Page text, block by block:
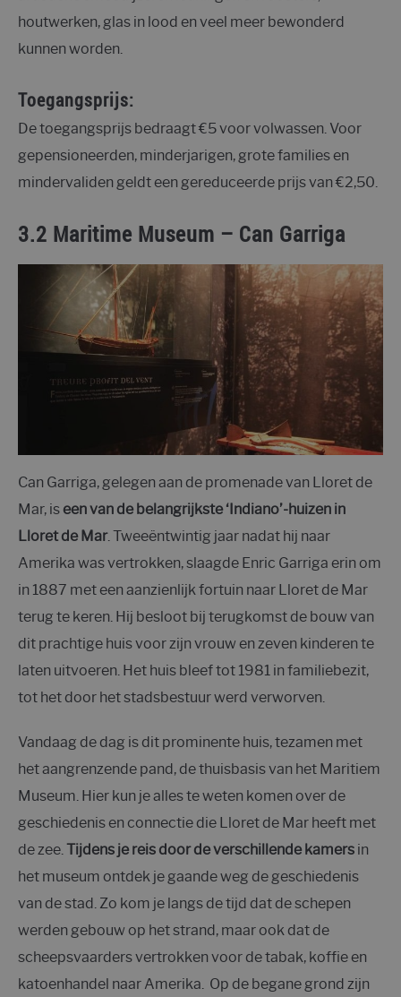
houtwerken, glas in lood en veel meer bewonderd
kunnen worden.
Toegangsprijs:
De toegangsprijs bedraagt €5 voor volwassen. Voor
gepensioneerden, minderjarigen, grote families en
mindervaliden geldt een gereduceerde prijs van €2,50.
3.2 Maritime Museum – Can Garriga
Can Garriga, gelegen aan de promenade van Lloret de
Mar, iseen van de belangrijkste ‘Indiano’-huizen in
Lloret de Mar. Tweeëntwintig jaar nadat hij naar
Amerika was vertrokken, slaagde Enric Garriga erin om
in 1887 met een aanzienlijk fortuin naar Lloret de Mar
terug te keren. Hij besloot bij terugkomst de bouw van
dit prachtige huis voor zijn vrouw en zeven kinderen te
laten uitvoeren. Het huis bleef tot 1981 in familiebezit,
tot het door het stadsbestuur werd verworven.
Vandaag de dag is dit prominente huis, tezamen met
het aangrenzende pand, de thuisbasis van het Maritiem
Museum. Hier kun je alles te weten komen over de
geschiedenis en connectie die Lloret de Mar heeft met
de zee. Tijdens je reis door de verschillende kamers in
het museum ontdek je gaande weg de geschiedenis
van de stad. Zo kom je langs de tijd dat de schepen
werden gebouw op het strand, maar ook dat de
scheepsvaarders vertrokken voor de tabak, koffie en
katoenhandel naar Amerika. Op de begane grond zijn